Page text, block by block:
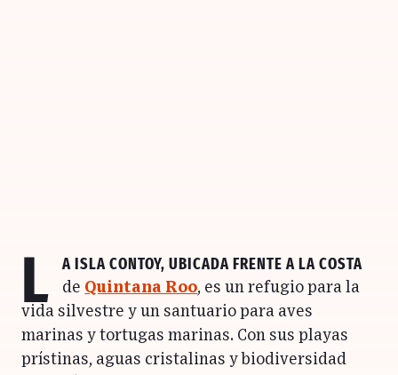
L aIsla Contoy, ubicada frente a la costa
de Quintana Roo, es un refugio para la
vida silvestre y un santuario para aves
marinas y tortugas marinas. Con sus playas
prístinas, aguas cristalinas y biodiversidad